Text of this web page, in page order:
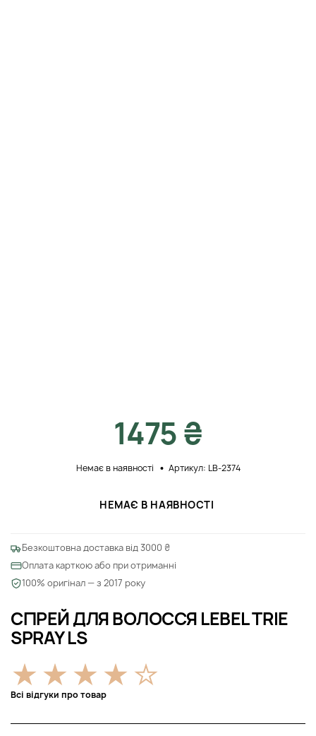
СПРЕЙ ДЛЯ ВОЛОССЯ LEBEL TRIE
SPRAY LS
Всі відгуки про товар
1475 ₴
Немає в наявності Артикул: LB-2374
НЕМАЄ В НАЯВНОСТІ
Безкоштовна доставка від 3000 ₴
Оплата карткою або при отриманні
100% оригінал — з 2017 року